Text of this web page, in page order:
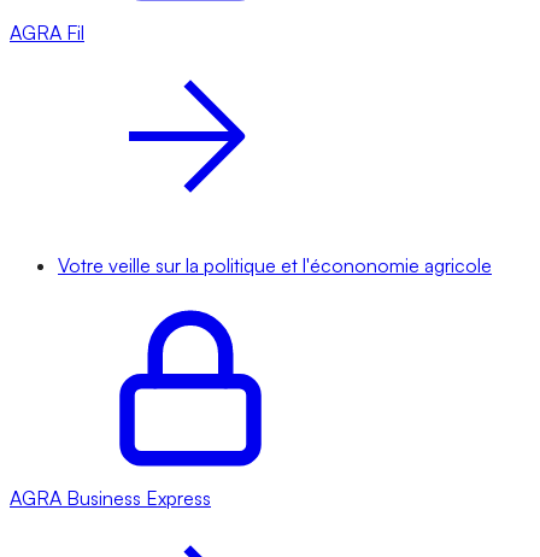
AGRA Fil
Votre veille sur la politique et l'écononomie agricole
AGRA Business Express